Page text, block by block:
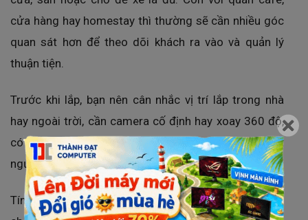
cửa hàng hay homestay thì thường sẽ cần nhiều góc
quan sát hơn để theo dõi khách ra vào và quản lý
thuận tiện.
Trước khi lắp, bạn nên cân nhắc vị trí lắp trong nhà
hay ngoài trời, cần camera cố định hay xoay 360 độ,
có cần lưu video nhiều ngày không và muốn một
người hay nhiều người cùng xem trên điện thoại.
Tính kỹ từ đầu thì lúc sử dụng sẽ nhẹ đầu hơn, hạn